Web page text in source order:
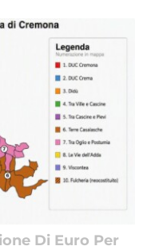
Di Euro Per